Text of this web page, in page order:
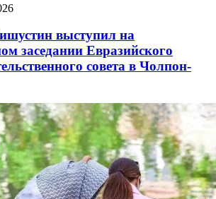
выступил на
заседании Евразийского
совета в Чолпон-